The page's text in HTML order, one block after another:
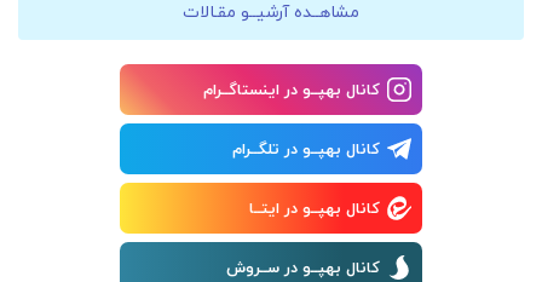
مشاهــده آرشیــو مقـالات
کانال بهپــو در اینستاگــرام
کانال بهپــو در تلگــرام
کانال بهپــو در ایتــا
کانال بهپــو در ســروش